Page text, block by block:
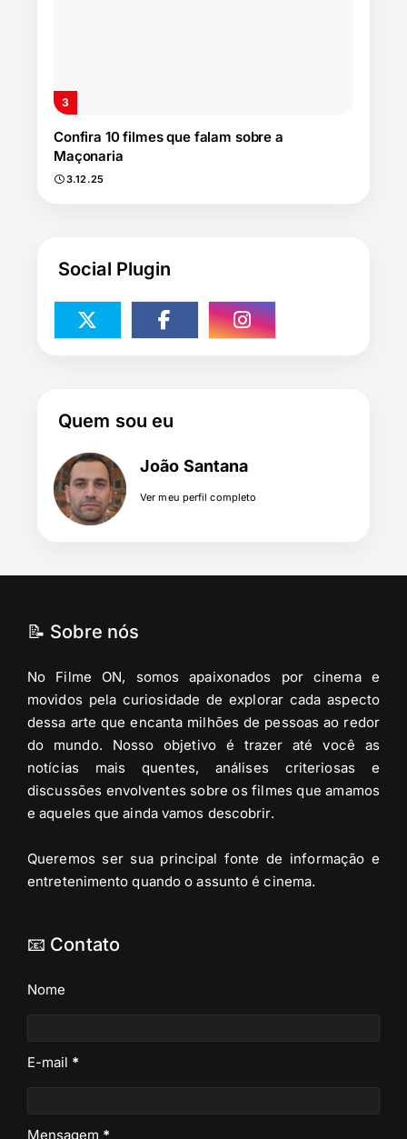
Confira 10 filmes que falam sobre a
Maçonaria
3.12.25
Social Plugin
Quem sou eu
João Santana
Ver meu perfil completo
📝 Sobre nós
No Filme ON, somos apaixonados por cinema e
movidos pela curiosidade de explorar cada aspecto
dessa arte que encanta milhões de pessoas ao redor
do mundo. Nosso objetivo é trazer até você as
notícias mais quentes, análises criteriosas e
discussões envolventes sobre os filmes que amamos
e aqueles que ainda vamos descobrir.
Queremos ser sua principal fonte de informação e
entretenimento quando o assunto é cinema.
📧 Contato
Nome
E-mail *
Mensagem *